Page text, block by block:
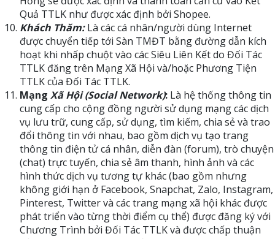
Quả TTLK như được xác định bởi Shopee.
Khách Thăm:Là các cá nhân/người dùng Internet
được chuyển tiếp tới Sàn TMĐT bằng đường dẫn kích
hoạt khi nhấp chuột vào các Siêu Liên Kết do Đối Tác
TTLK đăng trên Mạng Xã Hội và/hoặc Phương Tiện
TTLK của Đối Tác TTLK.
Mạng Xã Hội (Social Network): Là hệ thống thông tin
cung cấp cho cộng đồng người sử dụng mạng các dịch
vụ lưu trữ, cung cấp, sử dụng, tìm kiếm, chia sẻ và trao
đổi thông tin với nhau, bao gồm dịch vụ tạo trang
thông tin điện tử cá nhân, diễn đàn (forum), trò chuyện
(chat) trực tuyến, chia sẻ âm thanh, hình ảnh và các
hình thức dịch vụ tương tự khác (bao gồm nhưng
không giới hạn ở Facebook, Snapchat, Zalo, Instagram,
Pinterest, Twitter và các trang mạng xã hội khác được
phát triển vào từng thời điểm cụ thể) được đăng ký với
Chương Trình bởi Đối Tác TTLK và được chấp thuận